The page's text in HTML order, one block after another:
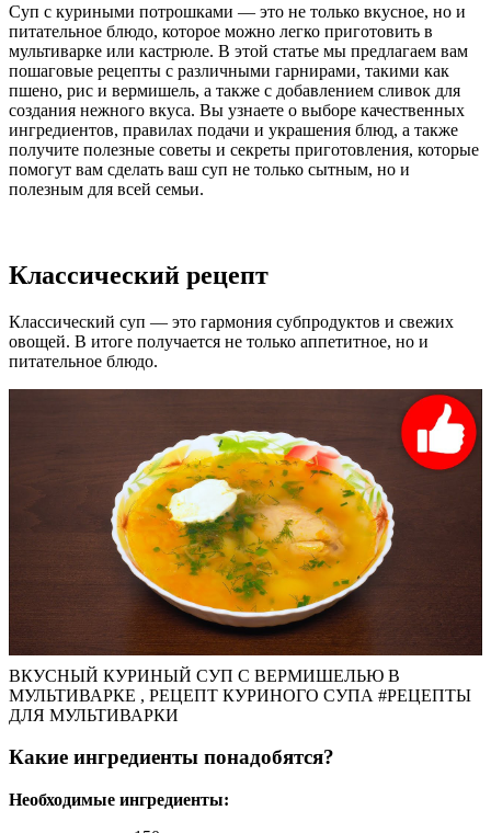
Суп с куриными потрошками — это не только вкусное, но и
питательное блюдо, которое можно легко приготовить в
мультиварке или кастрюле. В этой статье мы предлагаем вам
пошаговые рецепты с различными гарнирами, такими как
пшено, рис и вермишель, а также с добавлением сливок для
создания нежного вкуса. Вы узнаете о выборе качественных
ингредиентов, правилах подачи и украшения блюд, а также
получите полезные советы и секреты приготовления, которые
помогут вам сделать ваш суп не только сытным, но и
полезным для всей семьи.
Классический рецепт
Классический суп — это гармония субпродуктов и свежих
овощей. В итоге получается не только аппетитное, но и
питательное блюдо.
ВКУСНЫЙ КУРИНЫЙ СУП С ВЕРМИШЕЛЬЮ В
МУЛЬТИВАРКЕ , РЕЦЕПТ КУРИНОГО СУПА #РЕЦЕПТЫ
ДЛЯ МУЛЬТИВАРКИ
Какие ингредиенты понадобятся?
Необходимые ингредиенты: